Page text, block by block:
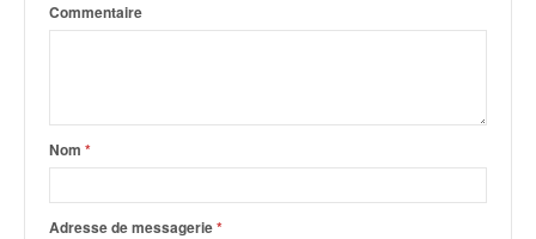
Commentaire
Nom *
Adresse de messagerie*